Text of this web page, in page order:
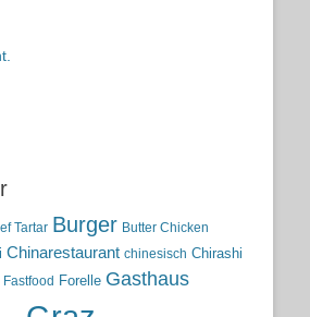
Tartar Burger Butter Chicken
Chinarestaurant chinesisch Chirashi
Fastfood Forelle Gasthaus